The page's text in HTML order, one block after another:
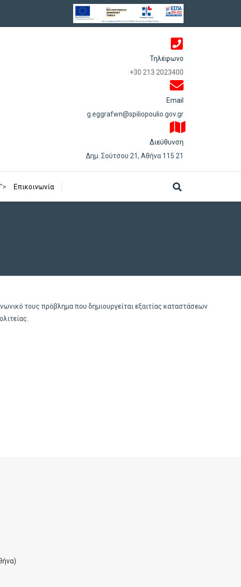
Τηλέφωνο
+30 213 2023400
Email
g.eggrafwn@spiliopoulio.gov.gr
Διεύθυνση
Δημ. Σούτσου 21, Αθήνα 115 21
"> Επικοινωνία
τους πρόβλημα που δημιουργείται εξαιτίας καταστάσεων